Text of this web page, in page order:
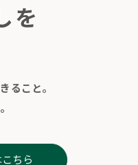
を
ること。
ちら